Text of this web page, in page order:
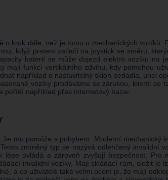
o krok dále, než je tomu u mechanických
když prstem zatlačí na joystick ve směru,
baterií se může dojezd elektro vozíku na
mají funkci vertikálního zdvihu, kdy pomohou
například o nastavitelný sklon sedadla, úhel
vozíky prodáváme se zárukou, klienti
pořídí například přes internetový bazar.
mu pomůže s pohybem. Moderní
zmíněný typ se nazývá odlehčený invalidní
ovládá a zároveň zvyšují bezpečnost.
invalidní vozíky. Mají skládací rám, složit
a co uživatelé také velmi ocení je, že mají